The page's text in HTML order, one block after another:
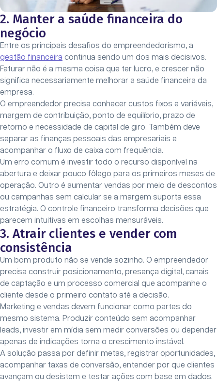
2. Manter a saúde financeira do
negócio
Entre os principais desafios do empreendedorismo, a
gestão financeira continua sendo um dos mais decisivos.
Faturar não é a mesma coisa que ter lucro, e crescer não
significa necessariamente melhorar a saúde financeira da
empresa.
O empreendedor precisa conhecer custos fixos e variáveis,
margem de contribuição, ponto de equilíbrio, prazo de
retorno e necessidade de capital de giro. Também deve
separar as finanças pessoais das empresariais e
acompanhar o fluxo de caixa com frequência.
Um erro comum é investir todo o recurso disponível na
abertura e deixar pouco fôlego para os primeiros meses de
operação. Outro é aumentar vendas por meio de descontos
ou campanhas sem calcular se a margem suporta essa
estratégia. O controle financeiro transforma decisões que
parecem intuitivas em escolhas mensuráveis.
3. Atrair clientes e vender com
consistência
Um bom produto não se vende sozinho. O empreendedor
precisa construir posicionamento, presença digital, canais
de captação e um processo comercial que acompanhe o
cliente desde o primeiro contato até a decisão.
Marketing e vendas devem funcionar como partes do
mesmo sistema. Produzir conteúdo sem acompanhar
leads, investir em mídia sem medir conversões ou depender
apenas de indicações torna o crescimento instável.
A solução passa por definir metas, registrar oportunidades,
acompanhar taxas de conversão, entender por que clientes
avançam ou desistem e testar ações com base em dados.